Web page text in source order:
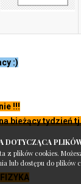
DOTYCZĄCA
z plików cookies.
lub dostępu do plików
:)
!!!
bieżący tydzień
FIZYKA